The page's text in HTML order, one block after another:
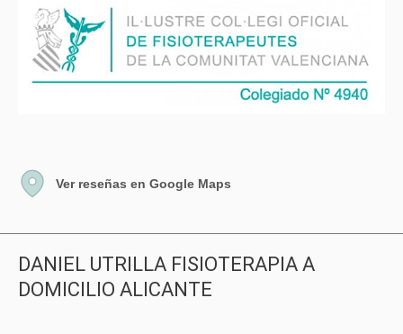
Ver reseñas en Google Maps
DANIEL UTRILLA FISIOTERAPIA A
DOMICILIO ALICANTE